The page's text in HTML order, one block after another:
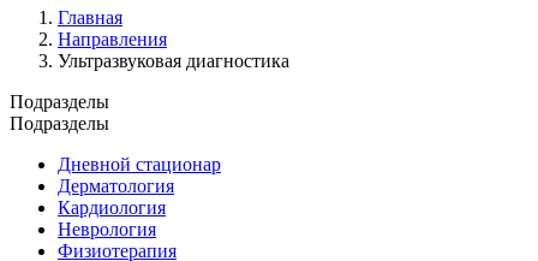
Главная
Направления
Ультразвуковая диагностика
Подразделы
Подразделы
Дневной стационар
Дерматология
Кардиология
Неврология
Физиотерапия